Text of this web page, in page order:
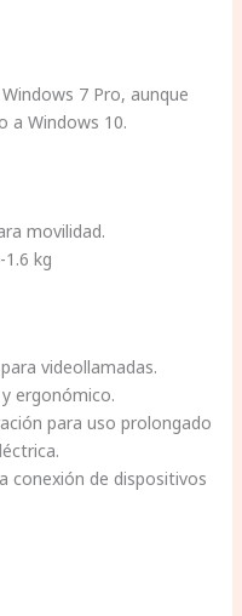
7 Pro, aunque
a Windows 10.
movilidad.
kg
videollamadas.
ergonómico.
para uso prolongado
conexión de dispositivos